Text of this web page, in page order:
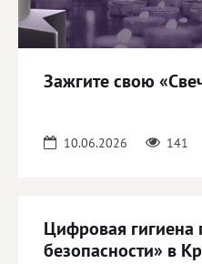
Зажгите свою
10.06.2026 141
Цифровая гигиена
безопасности» в